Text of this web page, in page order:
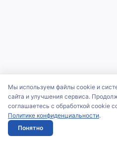
Мы используем файлы cookie и
сайта и улучшения сервиса.
соглашаетесь с обработкой cookie
Политике конфиденциальности.
Понятно